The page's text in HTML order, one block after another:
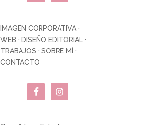
IMAGEN CORPORATIVA ·
WEB · DISEÑO EDITORIAL ·
TRABAJOS ·SOBRE MÍ ·
CONTACTO